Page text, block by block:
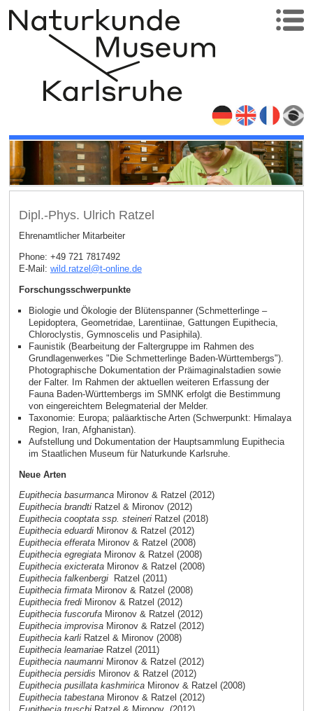
Dipl.-Phys. Ulrich Ratzel
Ehrenamtlicher Mitarbeiter
Phone: +49 721 7817492
E-Mail: wild.ratzel @t-online.de
Forschungsschwerpunkte
Biologie und Ökologie der Blütenspanner (Schmetterlinge –
Lepidoptera, Geometridae, Larentiinae, Gattungen Eupithecia,
Chloroclystis, Gymnoscelis und Pasiphila).
Faunistik (Bearbeitung der Faltergruppe im Rahmen des
Grundlagenwerkes "Die Schmetterlinge Baden-Württembergs").
Photographische Dokumentation der Präimaginalstadien sowie
der Falter. Im Rahmen der aktuellen weiteren Erfassung der
Fauna Baden-Württembergs im SMNK erfolgt die Bestimmung
von eingereichtem Belegmaterial der Melder.
Taxonomie: Europa; paläarktische Arten (Schwerpunkt: Himalaya
Region, Iran, Afghanistan).
Aufstellung und Dokumentation der Hauptsammlung Eupithecia
im Staatlichen Museum für Naturkunde Karlsruhe.
Neue Arten
Eupithecia basurmanca Mironov & Ratzel (2012)
Eupithecia brandti Ratzel & Mironov (2012)
Eupithecia cooptata ssp. steineriRatzel (2018)
Eupithecia eduardiMironov & Ratzel (2012)
Eupithecia efferataMironov & Ratzel (2008)
Eupithecia egregiataMironov & Ratzel (2008)
Eupithecia exicterata Mironov & Ratzel (2008)
Eupithecia falkenbergi
Ratzel (2011)
Eupithecia firmataMironov & Ratzel (2008)
Eupithecia fredi Mironov & Ratzel (2012)
Eupithecia fuscorufaMironov & Ratzel (2012)
Eupithecia improvisaMironov & Ratzel (2012)
Eupithecia karliRatzel & Mironov (2008)
Eupithecia leamariaeRatzel (2011)
Eupithecia naumanni Mironov & Ratzel (2012)
Eupithecia persidis Mironov & Ratzel (2012)
Eupithecia pusillata kashmiricaMironov & Ratzel (2008)
Eupithecia tabestana Mironov & Ratzel (2012)